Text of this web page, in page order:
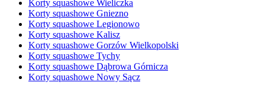
Korty squashowe Wieliczka
Korty squashowe Gniezno
Korty squashowe Legionowo
Korty squashowe Kalisz
Korty squashowe Gorzów Wielkopolski
Korty squashowe Tychy
Korty squashowe Dąbrowa Górnicza
Korty squashowe Nowy Sącz